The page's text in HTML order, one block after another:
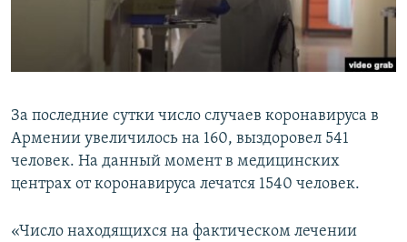
За последние сутки число случаев коронавируса в
Армении увеличилось на 160, выздоровел 541
человек. На данный момент в медицинских
центрах от коронавируса лечатся 1540 человек.
«Число находящихся на фактическом лечении